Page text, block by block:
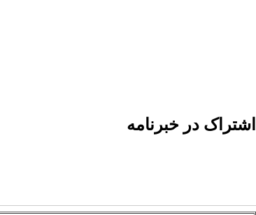
اشتراک در خبرنامه